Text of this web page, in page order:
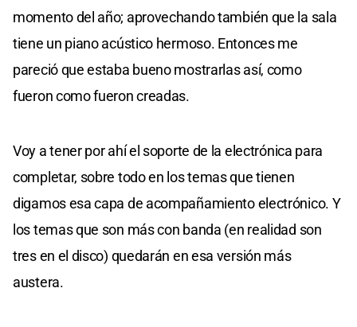
momento del año; aprovechando también que la sala
tiene un piano acústico hermoso. Entonces me
pareció que estaba bueno mostrarlas así, como
fueron como fueron creadas.
Voy a tener por ahí el soporte de la electrónica para
completar, sobre todo en los temas que tienen
digamos esa capa de acompañamiento electrónico. Y
los temas que son más con banda (en realidad son
tres en el disco) quedarán en esa versión más
austera.